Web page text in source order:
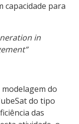
capacidade para
in
do
do tipo
das